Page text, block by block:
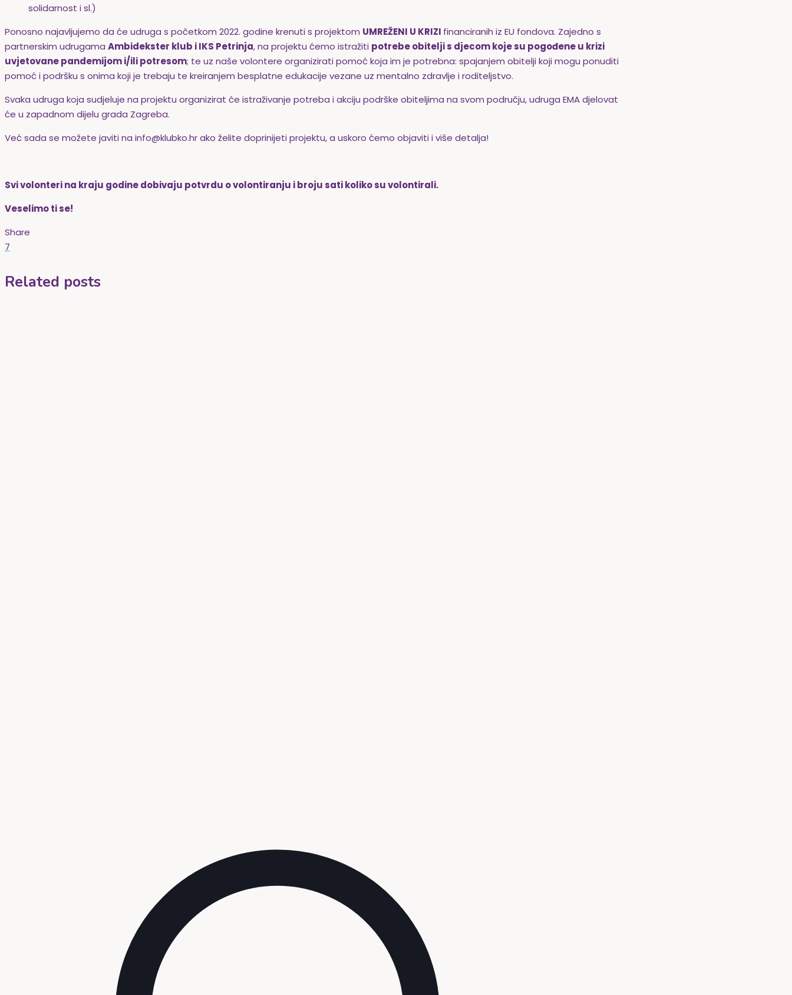
solidarnost i sl.)
Ponosno najavljujemo da će udruga s početkom 2022. godine krenuti s projektom UMREŽENI U KRIZI financiranih iz EU fondova. Zajedno s
partnerskim udrugama Ambidekster klub i IKS Petrinja, na projektu ćemo istražiti potrebe obitelji s djecom koje su pogođene u krizi
uvjetovane pandemijom i/ili potresom; te uz naše volontere organizirati pomoć koja im je potrebna: spajanjem obitelji koji mogu ponuditi
pomoć i podršku s onima koji je trebaju te kreiranjem besplatne edukacije vezane uz mentalno zdravlje i roditeljstvo.
Svaka udruga koja sudjeluje na projektu organizirat će istraživanje potreba i akciju podrške obiteljima na svom području, udruga EMA djelovat
će u zapadnom dijelu grada Zagreba.
Već sada se možete javiti na info@klubko.hr ako želite doprinijeti projektu, a uskoro ćemo objaviti i više detalja!
Svi volonteri na kraju godine dobivaju potvrdu o volontiranju i broju sati koliko su volontirali.
Veselimo ti se!
Share
7
Related posts